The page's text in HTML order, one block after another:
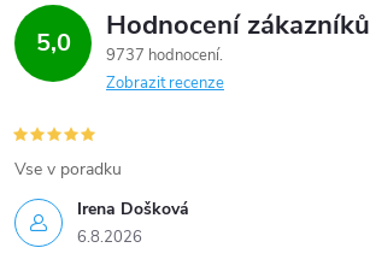
5,0 Hodnocení zákazníků
9737 hodnocení
Zobrazit recenze
Irena Došková
6.8.2026
Vse v poradku